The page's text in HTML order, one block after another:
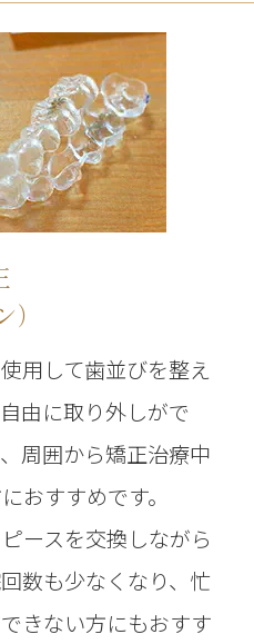
用して歯並びを整え
由に取り外しがで
周囲から矯正治療中
おすすめです。
ースを交換しながら
数も少なくなり、忙
きない方にもおすす